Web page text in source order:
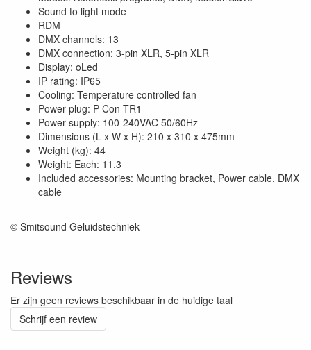
Sound to light mode
RDM
DMX channels: 13
DMX connection: 3-pin XLR, 5-pin XLR
Display: oLed
IP rating: IP65
Cooling: Temperature controlled fan
Power plug: P-Con TR1
Power supply: 100-240VAC 50/60Hz
Dimensions (L x W x H): 210 x 310 x 475mm
Weight (kg): 44
Weight: Each: 11.3
Included accessories: Mounting bracket, Power cable, DMX
cable
© Smitsound Geluidstechniek
Reviews
Er zijn geen reviews beschikbaar in de huidige taal
Schrijf een review